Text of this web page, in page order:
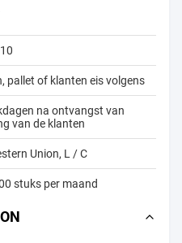
pallet of klanten eis volgens
na ontvangst van
van de klanten
Union, L / C
stuks per maand